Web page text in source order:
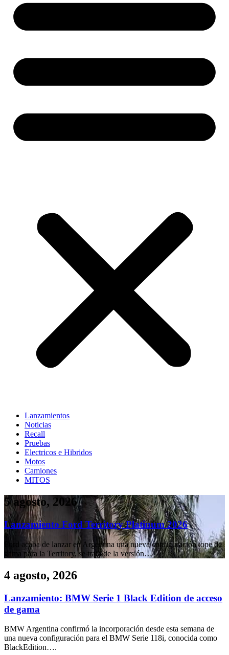
Lanzamientos
Noticias
Recall
Pruebas
Electricos e Hibridos
Motos
Camiones
MITOS
5 agosto, 2026
Lanzamiento Ford Territory Platinum 2026
Ford acaba de lanzar en Argentina una nueva configuración tope de
gama para la Territory, se trata de la versión…
4 agosto, 2026
Lanzamiento: BMW Serie 1 Black Edition de acceso
de gama
BMW Argentina confirmó la incorporación desde esta semana de
una nueva configuración para el BMW Serie 118i, conocida como
BlackEdition….